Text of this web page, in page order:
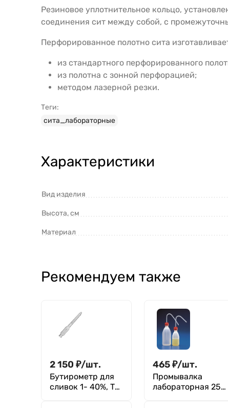
Резиновое уплотнительное кольцо,
соединения сит между собой, с
Перфорированное полотно сита
из стандартного перфорированного
из полотна с зонной перфорацией;
методом лазерной резки.
Теги:
сита_лабораторные
Характеристики
Вид изделия
Высота, см
Материал
Рекомендуем также
2 150 ₽/шт.
Бутирометр для
сливок 1- 40%, ТУ
465₽/шт.
Промывалка
лабораторная 250